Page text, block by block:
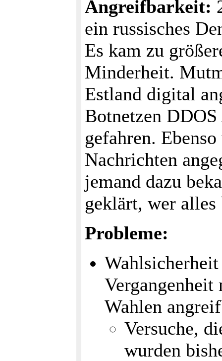
Angreifbarkeit:
ein russisches
Es kam zu
Minderheit.
Estland digital
Botnetzen
gefahren.
Nachrichten
jemand dazu
geklärt, wer
Probleme:
Vergangenheit
Wahlen
Versuche,
wurden